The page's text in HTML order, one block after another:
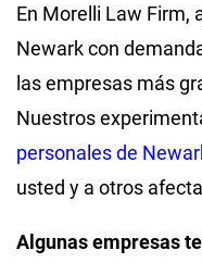
En Morelli Law Firm,
Newark con
las empresas más
Nuestros
personales de
usted y a otros
Algunas empresas